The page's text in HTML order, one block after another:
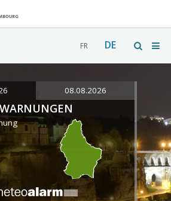
FR DE
08.08.2026
WARNUNGEN